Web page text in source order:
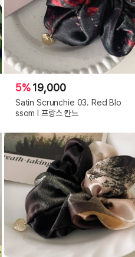
5%19,000
Satin Scrunchie 03. Red Blo
ssom l 프랑스 칸느